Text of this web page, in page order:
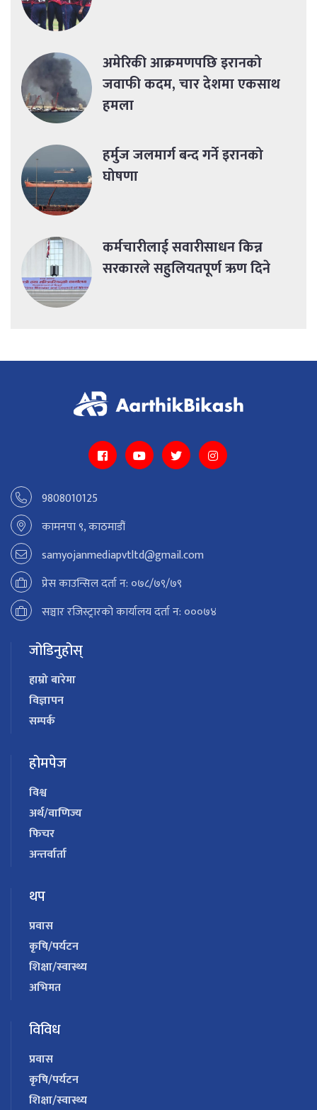
अमेरिकी आक्रमणपछि इरानको
जवाफी कदम, चार देशमा एकसाथ
हमला
हर्मुज जलमार्ग बन्द गर्ने इरानको
घोषणा
कर्मचारीलाई सवारीसाधन किन्न
सरकारले सहुलियतपूर्ण ऋण दिने
9808010125
कामनपा ९, काठमाडौं
samyojanmediapvtltd@gmail.com
प्रेस काउन्सिल दर्ता न: ०७८/७९/७९
सञ्चार रजिस्ट्रारको कार्यालय दर्ता न: ०००७४
जोडिनुहोस्
हाम्रो बारेमा
विज्ञापन
सम्पर्क
होमपेज
विश्व
अर्थ/वाणिज्य
फिचर
अन्तर्वार्ता
थप
प्रवास
कृषि/पर्यटन
शिक्षा/स्वास्थ्य
अभिमत
विविध
प्रवास
कृषि/पर्यटन
शिक्षा/स्वास्थ्य